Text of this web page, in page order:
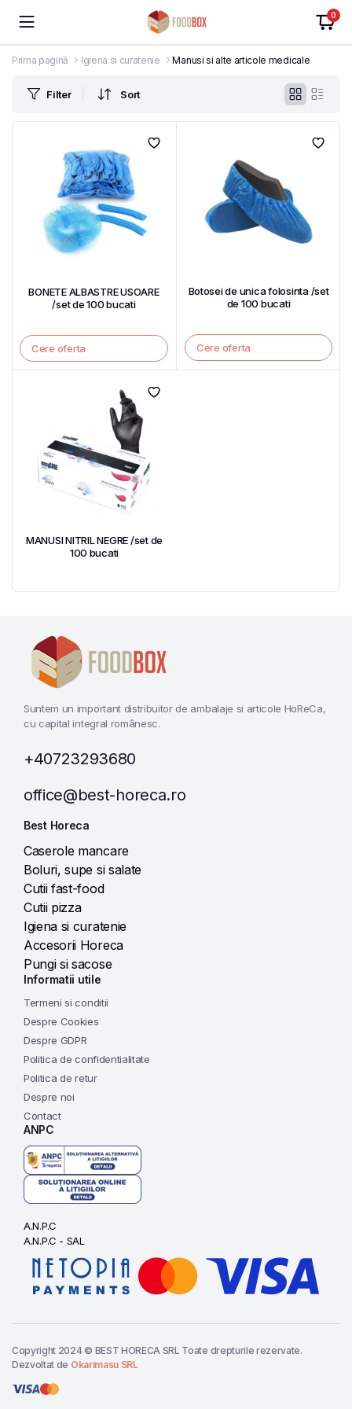
0
Prima pagină Igiena si curatenie Manusi si alte articole medicale
Filter Sort
BONETE ALBASTRE USOARE
/set de 100 bucati
Cere oferta
Botosei de unica folosinta /set
de 100 bucati
Cere oferta
MANUSI NITRIL NEGRE /set de
100 bucati
Suntem un important distribuitor de ambalaje si articole HoReCa,
cu capital integral românesc.
+40723293680
office@best-horeca.ro
Best Horeca
Caserole mancare
Boluri, supe si salate
Cutii fast-food
Cutii pizza
Igiena si curatenie
Accesorii Horeca
Pungi si sacose
Informatii utile
Termeni si conditii
Despre Cookies
Despre GDPR
Politica de confidentialitate
Politica de retur
Despre noi
Contact
ANPC
A.N.P.C
A.N.P.C - SAL
Copyright 2024 © BEST HORECA SRL Toate drepturile rezervate.
Dezvoltat de Okarimasu SRL